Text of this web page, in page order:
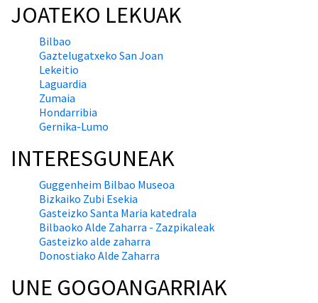
JOATEKO LEKUAK
Bilbao
Gaztelugatxeko San Joan
Lekeitio
Laguardia
Zumaia
Hondarribia
Gernika-Lumo
INTERESGUNEAK
Guggenheim Bilbao Museoa
Bizkaiko Zubi Esekia
Gasteizko Santa Maria katedrala
Bilbaoko Alde Zaharra - Zazpikaleak
Gasteizko alde zaharra
Donostiako Alde Zaharra
UNE GOGOANGARRIAK